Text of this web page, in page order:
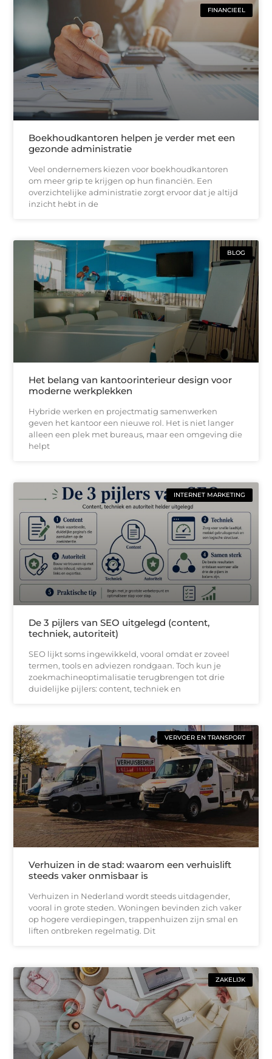
FINANCIEEL
Boekhoudkantoren helpen je verder met een
gezonde administratie
Veel ondernemers kiezen voor boekhoudkantoren
om meer grip te krijgen op hun financiën. Een
overzichtelijke administratie zorgt ervoor dat je altijd
inzicht hebt in de
BLOG
Het belang van kantoorinterieur design voor
moderne werkplekken
Hybride werken en projectmatig samenwerken
geven het kantoor een nieuwe rol. Het is niet langer
alleen een plek met bureaus, maar een omgeving die
helpt
INTERNET MARKETING
De 3 pijlers van SEO uitgelegd (content,
techniek, autoriteit)
SEO lijkt soms ingewikkeld, vooral omdat er zoveel
termen, tools en adviezen rondgaan. Toch kun je
zoekmachineoptimalisatie terugbrengen tot drie
duidelijke pijlers: content, techniek en
VERVOER EN TRANSPORT
Verhuizen in de stad: waarom een verhuislift
steeds vaker onmisbaar is
Verhuizen in Nederland wordt steeds uitdagender,
vooral in grote steden. Woningen bevinden zich vaker
op hogere verdiepingen, trappenhuizen zijn smal en
liften ontbreken regelmatig. Dit
ZAKELIJK